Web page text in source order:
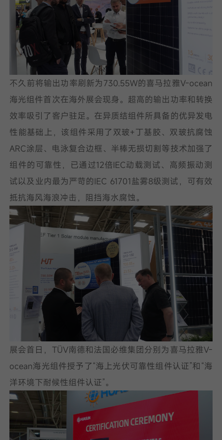
不久前将输出功率刷新为730.55W的喜马拉雅V-ocean
海光组件首次在海外展会现身。超高的输出功率和转换
效率吸引了客户驻足。在异质结组件所具备的优异发电
性能基础上，该组件采用了双玻+丁基胶、双玻抗腐蚀
ARC涂层、电泳复合边框、半棒无损切割等技术加强了
组件的可靠性，已通过12倍IEC动载测试、高频振动测
试以及业内最为严苛的IEC 61701盐雾8级测试，可有效
抵抗海风海浪冲击，阻挡海水腐蚀。
展会首日，TÜV南德和法国必维集团分别为喜马拉雅V-
ocean海光组件授予了“海上光伏可靠性组件认证”和“海
洋环境下耐候性组件认证”。